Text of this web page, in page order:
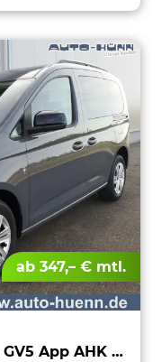
ab 347,– € mtl.
Basis 2.0TDI DSG ACC Kam GV5 App AHK Reling